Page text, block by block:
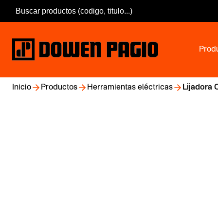
Inicio Productos Herramientas eléctricas Lijadora